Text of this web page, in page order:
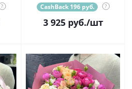
? CashBack 196 руб. ?
3 925руб./шт